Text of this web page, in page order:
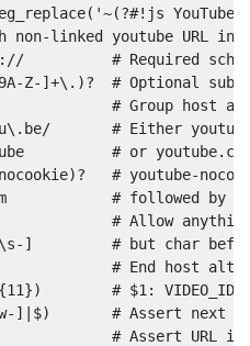
( '~(?#!js
non-linked youtube URL in
# Required
Z-]+\.)?  # Optional
# Group host
# Either
# or
# youtube-
# followed by
# Allow
]         # but char
# End host
# $1: VIDEO_ID
]|$)       # Assert next
# Assert URL is